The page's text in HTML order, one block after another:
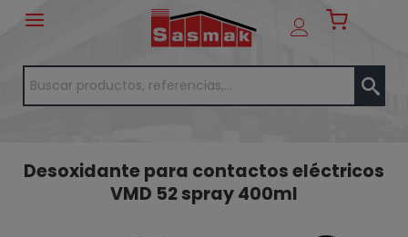
Desoxidante para contactos eléctricos
VMD 52 spray 400ml